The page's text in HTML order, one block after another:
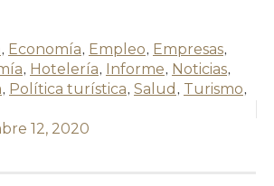
, Economía, Empleo, Empresas,
, Hotelería, Informe, Noticias,
, Política turística, Salud , Turismo,
12, 2020